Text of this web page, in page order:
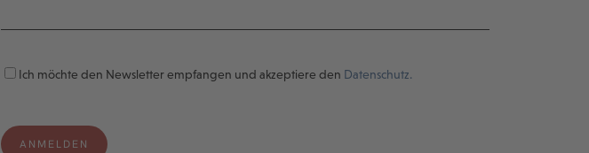
Ich möchte den Newsletter empfangen und akzeptiere den Datenschutz.